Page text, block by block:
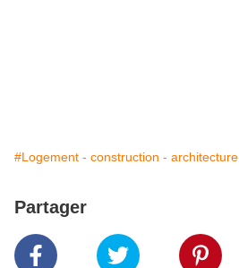
#Logement - construction - architecture
Partager